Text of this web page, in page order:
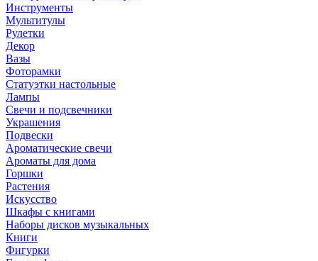
Инструменты
Мультитулы
Рулетки
Декор
Вазы
Фоторамки
Статуэтки настольные
Лампы
Свечи и подсвечники
Украшения
Подвески
Ароматические свечи
Ароматы для дома
Горшки
Растения
Искусство
Шкафы с книгами
Наборы дисков музыкальных
Книги
Фигурки